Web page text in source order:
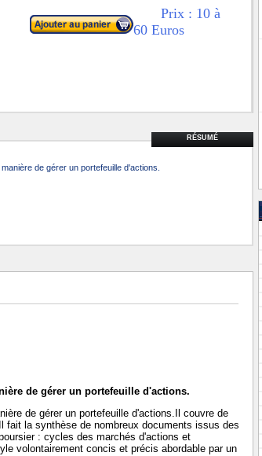
Prix : 10 à
60 Euros
RÉSUMÉ
de gérer un portefeuille d'actions.
de gérer un portefeuille d'actions.
de gérer un portefeuille d'actions.Il couvre de
fait la synthèse de nombreux documents issus des
: cycles des marchés d'actions et
volontairement concis et précis abordable par un